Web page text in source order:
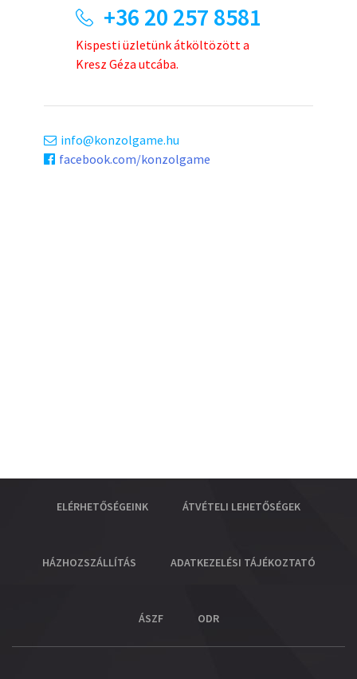
+36 20 257 8581
Kispesti üzletünk átköltözött a
Kresz Géza utcába.
info
konzolgame.hu
facebook.com/konzolgame
ELÉRHETŐSÉGEINK ÁTVÉTELI LEHETŐSÉGEK
HÁZHOZSZÁLLÍTÁS ADATKEZELÉSI TÁJÉKOZTATÓ
ÁSZF ODR